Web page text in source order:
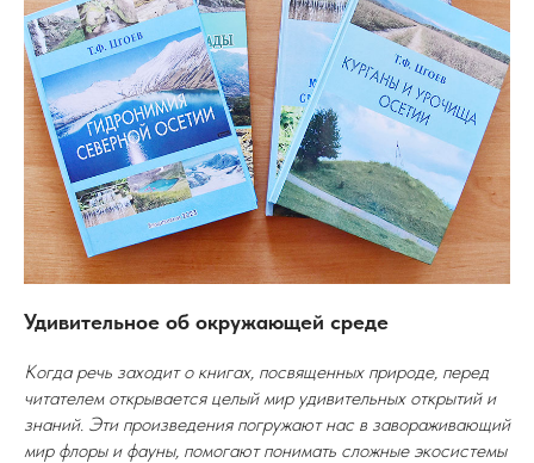
Удивительное об окружающей среде
Когда речь заходит о книгах, посвященных природе, перед
читателем открывается целый мир удивительных открытий и
знаний. Эти произведения погружают нас в завораживающий
мир флоры и фауны, помогают понимать сложные экосистемы